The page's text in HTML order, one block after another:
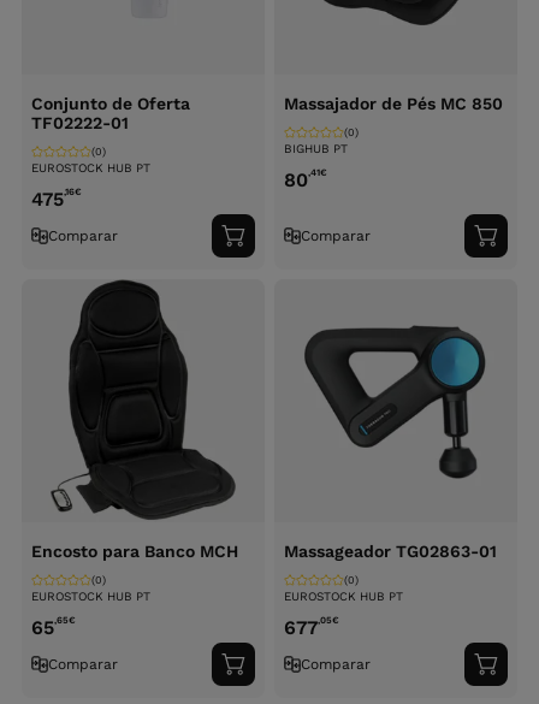
Conjunto de Oferta
TF02222-01
EUROSTOCK HUB PT
(0)
475,16€
Comparar
Adicionar
ao
Massajador de Pés MC 850
BIGHUB PT
(0)
80,41€
Comparar
ao
Encosto para Banco MCH
EUROSTOCK HUB PT
(0)
65,65€
Comparar
Adicionar
ao
Massageador TG02863-01
EUROSTOCK HUB PT
(0)
677,05€
Comparar
ao